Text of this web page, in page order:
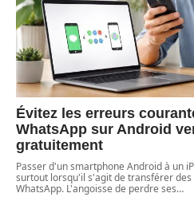
Évitez les erreurs
WhatsApp sur Android
gratuitement
Passer d'un smartphone Android à un
surtout lorsqu'il s'agit de transférer
WhatsApp. L'angoisse de perdre ses…